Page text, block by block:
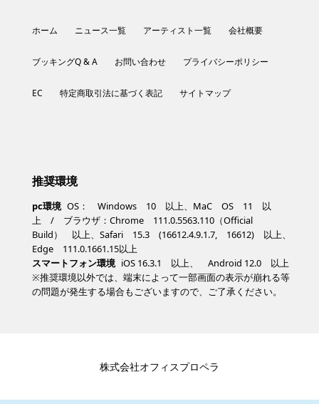
ホーム ニュース一覧 アーティスト一覧 会社概要
ブッキングQ & A お問い合わせ プライバシーポリシー
EC 特定商取引法に基づく表記 サイトマップ
推奨環境
pc環境 OS： Windows 10 以上、MaC OS 11 以
上 / ブラウザ：Chrome 111.0.5563.110（Official
Build） 以上、Safari 15.3 (16612.4.9.1.7, 16612) 以上、
Edge 111.0.1661.15以上
スマートフォン環境 iOS 16.3.1 以上、 Android 12.0 以上
※推奨環境以外では、端末によって一部画面の表示が崩れる等
の問題が発生する場合もございますので、ご了承ください。
株式会社オフィスプロペラ